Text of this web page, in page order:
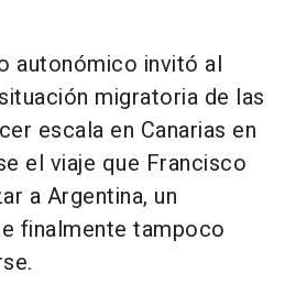
autonómico invitó al
migratoria de las
escala en Canarias en
el viaje que Francisco
a Argentina, un
finalmente tampoco